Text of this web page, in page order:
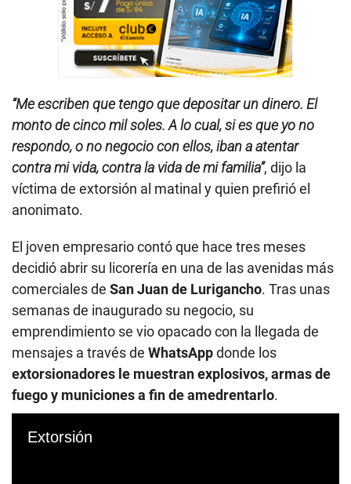
“Me escriben que tengo que depositar un dinero. El
monto de cinco mil soles. A lo cual, si es que yo no
respondo, o no negocio con ellos, iban a atentar
contra mi vida, contra la vida de mi familia”, dijo la
víctima de extorsión al matinal y quien prefirió el
anonimato.
El joven empresario contó que hace tres meses
decidió abrir su licorería en una de las avenidas más
comerciales de San Juan de Lurigancho. Tras unas
semanas de inaugurado su negocio, su
emprendimiento se vio opacado con la llegada de
mensajes a través de WhatsAppdonde los
extorsionadores le muestran explosivos, armas de
fuego y municiones a fin de amedrentarlo.
Extorsión